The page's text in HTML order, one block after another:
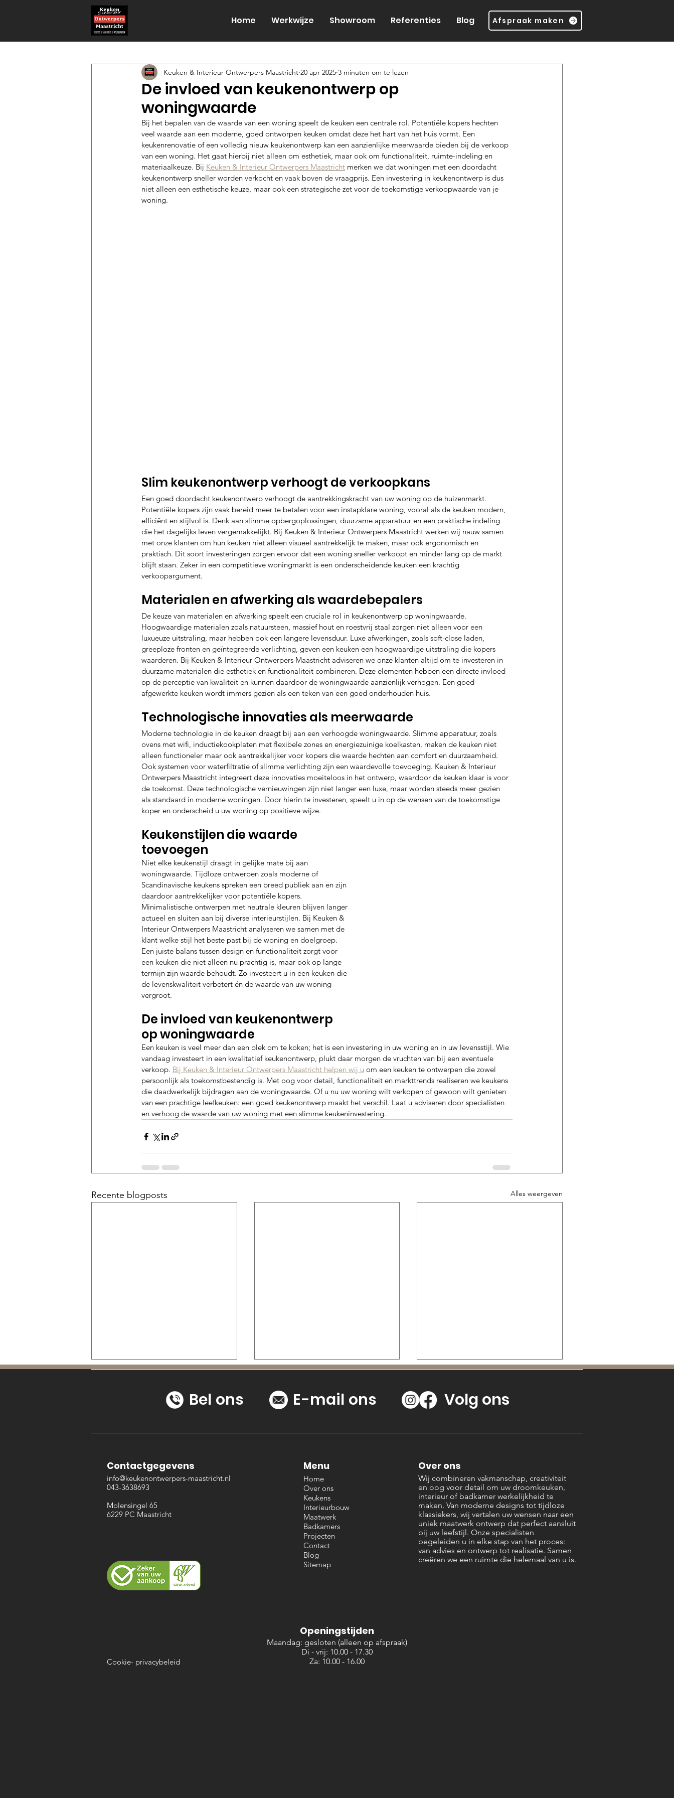
Home Werkwijze Showroom Referenties Blog Afspraak maken
De invloed van keukenontwerp op
woningwaarde
Keuken & Interieur Ontwerpers Maastricht 20 apr 2025 3 minuten om te lezen
Bij het bepalen van de waarde van een woning speelt de keuken een centrale rol. Potentiële kopers hechten
veel waarde aan een moderne, goed ontworpen keuken omdat deze het hart van het huis vormt. Een
keukenrenovatie of een volledig nieuw keukenontwerp kan een aanzienlijke meerwaarde bieden bij de verkoop
van een woning. Het gaat hierbij niet alleen om esthetiek, maar ook om functionaliteit, ruimte-indeling en
materiaalkeuze. Bij Keuken & Interieur Ontwerpers Maastricht merken we dat woningen met een doordacht
keukenontwerp sneller worden verkocht en vaak boven de vraagprijs. Een investering in keukenontwerp is dus
niet alleen een esthetische keuze, maar ook een strategische zet voor de toekomstige verkoopwaarde van je
woning.
Slim keukenontwerp verhoogt de verkoopkans
Een goed doordacht keukenontwerp verhoogt de aantrekkingskracht van uw woning op de huizenmarkt.
Potentiële kopers zijn vaak bereid meer te betalen voor een instapklare woning, vooral als de keuken modern,
efficiënt en stijlvol is. Denk aan slimme opbergoplossingen, duurzame apparatuur en een praktische indeling
die het dagelijks leven vergemakkelijkt. Bij Keuken & Interieur Ontwerpers Maastricht werken wij nauw samen
met onze klanten om hun keuken niet alleen visueel aantrekkelijk te maken, maar ook ergonomisch en
praktisch. Dit soort investeringen zorgen ervoor dat een woning sneller verkoopt en minder lang op de markt
blijft staan. Zeker in een competitieve woningmarkt is een onderscheidende keuken een krachtig
verkoopargument.
Materialen en afwerking als waardebepalers
De keuze van materialen en afwerking speelt een cruciale rol in keukenontwerp op woningwaarde.
Hoogwaardige materialen zoals natuursteen, massief hout en roestvrij staal zorgen niet alleen voor een
luxueuze uitstraling, maar hebben ook een langere levensduur. Luxe afwerkingen, zoals soft-close laden,
greeploze fronten en geïntegreerde verlichting, geven een keuken een hoogwaardige uitstraling die kopers
waarderen. Bij Keuken & Interieur Ontwerpers Maastricht adviseren we onze klanten altijd om te investeren in
duurzame materialen die esthetiek en functionaliteit combineren. Deze elementen hebben een directe invloed
op de perceptie van kwaliteit en kunnen daardoor de woningwaarde aanzienlijk verhogen. Een goed
afgewerkte keuken wordt immers gezien als een teken van een goed onderhouden huis.
Technologische innovaties als meerwaarde
Moderne technologie in de keuken draagt bij aan een verhoogde woningwaarde. Slimme apparatuur, zoals
ovens met wifi, inductiekookplaten met flexibele zones en energiezuinige koelkasten, maken de keuken niet
alleen functioneler maar ook aantrekkelijker voor kopers die waarde hechten aan comfort en duurzaamheid.
Ook systemen voor waterfiltratie of slimme verlichting zijn een waardevolle toevoeging. Keuken & Interieur
Ontwerpers Maastricht integreert deze innovaties moeiteloos in het ontwerp, waardoor de keuken klaar is voor
de toekomst. Deze technologische vernieuwingen zijn niet langer een luxe, maar worden steeds meer gezien
als standaard in moderne woningen. Door hierin te investeren, speelt u in op de wensen van de toekomstige
koper en onderscheid u uw woning op positieve wijze.
Keukenstijlen die waarde
toevoegen
Niet elke keukenstijl draagt in gelijke mate bij aan
woningwaarde. Tijdloze ontwerpen zoals moderne of
Scandinavische keukens spreken een breed publiek aan en zijn
daardoor aantrekkelijker voor potentiële kopers.
Minimalistische ontwerpen met neutrale kleuren blijven langer
actueel en sluiten aan bij diverse interieurstijlen. Bij Keuken &
Interieur Ontwerpers Maastricht analyseren we samen met de
klant welke stijl het beste past bij de woning en doelgroep.
Een juiste balans tussen design en functionaliteit zorgt voor
een keuken die niet alleen nu prachtig is, maar ook op lange
termijn zijn waarde behoudt. Zo investeert u in een keuken die
de levenskwaliteit verbetert én de waarde van uw woning
vergroot.
De invloed van keukenontwerp
op woningwaarde
Een keuken is veel meer dan een plek om te koken; het is een investering in uw woning en in uw levensstijl. Wie
vandaag investeert in een kwalitatief keukenontwerp, plukt daar morgen de vruchten van bij een eventuele
verkoop. Bij Keuken & Interieur Ontwerpers Maastricht helpen wij u om een keuken te ontwerpen die zowel
persoonlijk als toekomstbestendig is. Met oog voor detail, functionaliteit en markttrends realiseren we keukens
die daadwerkelijk bijdragen aan de woningwaarde. Of u nu uw woning wilt verkopen of gewoon wilt genieten
van een prachtige leefkeuken: een goed keukenontwerp maakt het verschil. Laat u adviseren door specialisten
en verhoog de waarde van uw woning met een slimme keukeninvestering.
Recente blogposts Alles weergeven
Van schets tot realisatie:
hoe we uw
droominterieur
ontwerpen
Volledige maatwerk
keukens: uw idee, onze
realisatie
Interieur Ontwerpers
Maastricht: Het Interieur
bedrijf dat écht weet van
aanpakken!
Bel ons E-mail ons Volg ons
Contactgegevens
info@keukenontwerpers-maastricht.nl
043-3638693
​Molensingel 65
6229 PC Maastricht
Menu
Home
Over ons
Keukens
Interieurbouw
Maatwerk
Badkamers
Projecten
Contact
Blog
Sitemap
Over ons
Wij combineren vakmanschap, creativiteit
en oog voor detail om uw droomkeuken,
interieur of badkamer werkelijkheid te
maken. Van moderne designs tot tijdloze
klassiekers, wij vertalen uw wensen naar een
uniek maatwerk ontwerp dat perfect aansluit
bij uw leefstijl. Onze specialisten
begeleiden u in elke stap van het proces:
van advies en ontwerp tot realisatie. Samen
creëren we een ruimte die helemaal van u is.
Openingstijden
Cookie- privacybeleid
Maandag: gesloten (alleen op afspraak)
Di - vrij: 10.00 - 17.30
Za: 10.00 - 16.00